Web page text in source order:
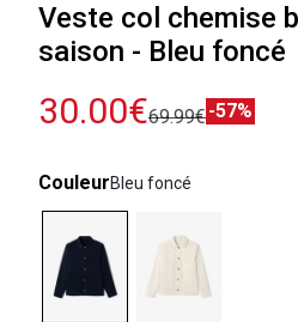
Veste col chemise
saison - Bleu foncé
30.00€69.99€-57%
CouleurBleu foncé